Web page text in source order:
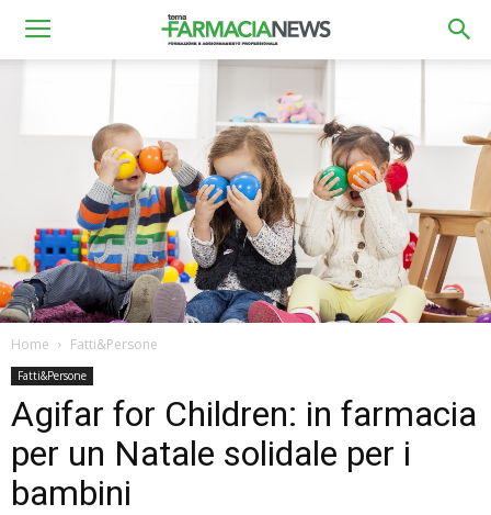
Home Fatti&Persone
Fatti&Persone
Agifar for Children: in farmacia
per un Natale solidale per i
bambini